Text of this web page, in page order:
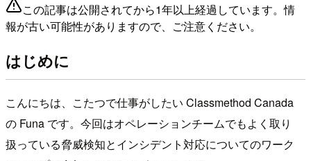
この記事は公開されてから1年以上経過しています。情
報が古い可能性がありますので、ご注意ください。
はじめに
こんにちは、こたつで仕事がしたい Classmethod Canada
の Funa です。今回はオペレーションチームでもよく取り
扱っている脅威検知とインシデント対応についてのワーク